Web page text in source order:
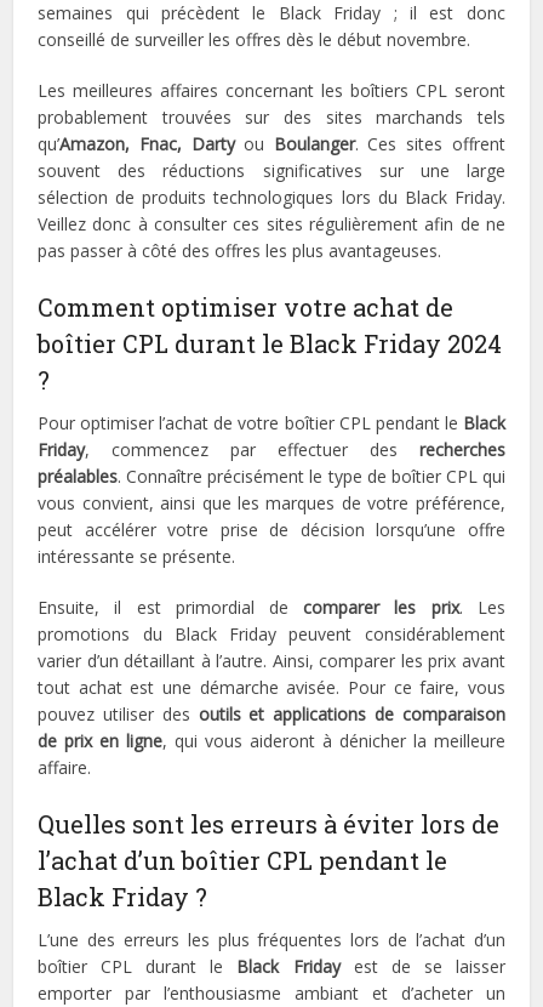
semaines qui précèdent le Black Friday ; il est donc
conseillé de surveiller les offres dès le début novembre.
Les meilleures affaires concernant les boîtiers CPL seront
probablement trouvées sur des sites marchands tels
qu’Amazon, Fnac, Dartyou Boulanger. Ces sites offrent
souvent des réductions significatives sur une large
sélection de produits technologiques lors du Black Friday.
Veillez donc à consulter ces sites régulièrement afin de ne
pas passer à côté des offres les plus avantageuses.
Comment optimiser votre achat de
boîtier CPL durant le Black Friday 2024
?
Pour optimiser l’achat de votre boîtier CPL pendant le Black
Friday, commencez par effectuer des recherches
préalables. Connaître précisément le type de boîtier CPL qui
vous convient, ainsi que les marques de votre préférence,
peut accélérer votre prise de décision lorsqu’une offre
intéressante se présente.
Ensuite, il est primordial decomparer les prix. Les
promotions du Black Friday peuvent considérablement
varier d’un détaillant à l’autre. Ainsi, comparer les prix avant
tout achat est une démarche avisée. Pour ce faire, vous
pouvez utiliser des outils et applications de comparaison
de prix en ligne, qui vous aideront à dénicher la meilleure
affaire.
Quelles sont les erreurs à éviter lors de
l’achat d’un boîtier CPL pendant le
Black Friday ?
L’une des erreurs les plus fréquentes lors de l’achat d’un
boîtier CPL durant le Black Fridayest de se laisser
emporter par l’enthousiasme ambiant et d’acheter un